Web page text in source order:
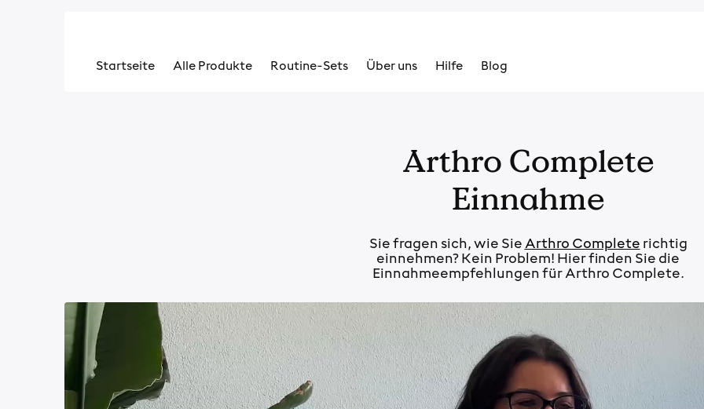
Startseite Alle Produkte Routine-Sets Über uns Hilfe Blog
Arthro Complete
Einnahme
Sie fragen sich, wie Sie Arthro Complete richtig
einnehmen? Kein Problem! Hier finden Sie die
Einnahmeempfehlungen für Arthro Complete.